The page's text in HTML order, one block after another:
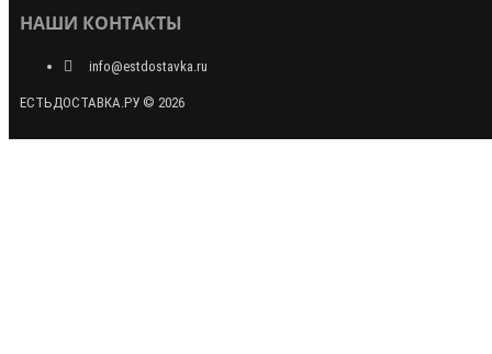
НАШИ КОНТАКТЫ
info@estdostavka.ru
ЕСТЬДОСТАВКА.РУ © 2026